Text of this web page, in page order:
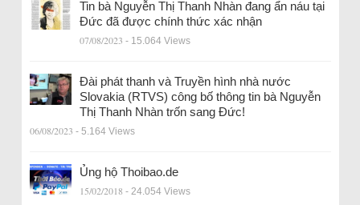
Tin bà Nguyễn Thị Thanh Nhàn đang ẩn náu tại
Đức đã được chính thức xác nhận
07/08/2023 - 15.064 Views
Đài phát thanh và Truyền hình nhà nước
Slovakia (RTVS) công bố thông tin bà Nguyễn
Thị Thanh Nhàn trốn sang Đức!
06/08/2023 - 5.164 Views
Ủng hộ Thoibao.de
15/02/2018 - 24.054 Views